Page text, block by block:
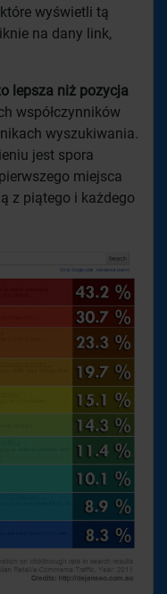
wyświetli tą
na dany link,
lepsza niż pozycja
współczynników
wyszukiwania.
jest spora
miejsca
z piątego i każdego